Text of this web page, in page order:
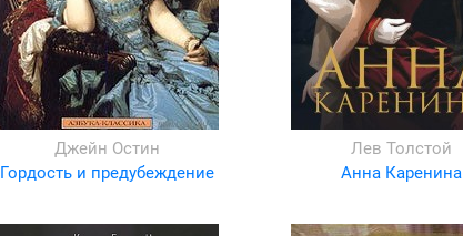
Джейн Остин
Гордость и предубеждение
Лев Толстой
Анна Каренина